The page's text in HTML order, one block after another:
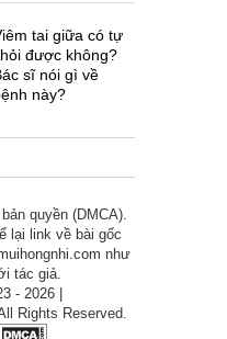
tai giữa có tự
được không?
sĩ nói gì về
này?
quyền (DMCA).
lại link về bài gốc
như
tác giả.
- 2026 |
Rights Reserved.